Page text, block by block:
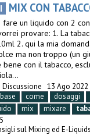
MIX CON
fare un liquido con 2
provare: 1. La
2. qui la mia
ma non troppo (un
bene con il tabacco,
Discussione 13 Ago 2022
base come dosaggi
mix mixare
sul Mixing ed E-